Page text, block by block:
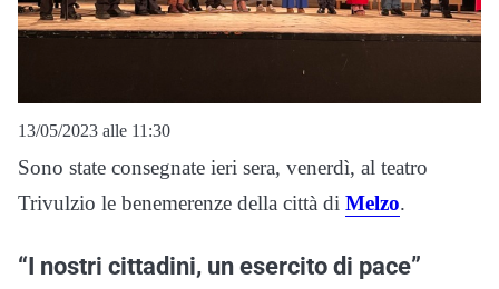
13/05/2023 alle 11:30
Sono state consegnate ieri sera, venerdì, al teatro
Trivulzio le benemerenze della città di Melzo.
“I nostri cittadini, un esercito di pace”